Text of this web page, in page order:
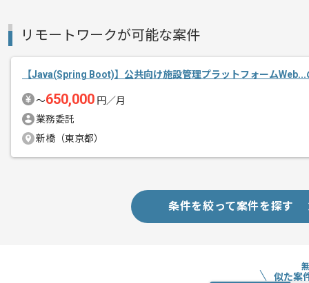
サイトの新規構築、リニューアル、運用
今回は某大手製造メーカーの販売サイ
リモートワークが可能な案件
【Java(Spring Boot)】公共向け施設管理プラットフォーム
〜650,000 円／月
業務委託
新橋（東京都）
条件を絞って案件を探す
似た案